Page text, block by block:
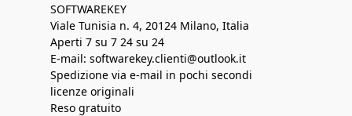
SOFTWAREKEY
Viale Tunisia n. 4, 20124 Milano, Italia
Aperti 7 su 7 24 su 24
E-mail: softwarekey.clienti@outlook.it
Spedizione via e-mail in pochi secondi
licenze originali
Reso gratuito